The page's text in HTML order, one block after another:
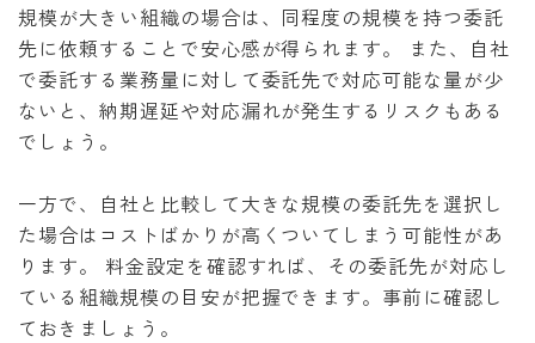
規模が大きい組織の場合は、同程度の規模を持つ委託
先に依頼することで安心感が得られます。 また、自社
で委託する業務量に対して委託先で対応可能な量が少
ないと、納期遅延や対応漏れが発生するリスクもある
でしょう。
一方で、自社と比較して大きな規模の委託先を選択し
た場合はコストばかりが高くついてしまう可能性があ
ります。 料金設定を確認すれば、その委託先が対応し
ている組織規模の目安が把握できます。事前に確認し
ておきましょう。